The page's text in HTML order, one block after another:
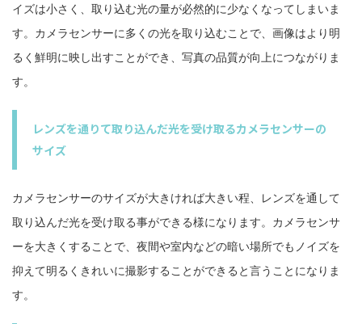
イズは小さく、取り込む光の量が必然的に少なくなってしまいま
す。カメラセンサーに多くの光を取り込むことで、画像はより明
るく鮮明に映し出すことができ、写真の品質が向上につながりま
す。
レンズを通りて取り込んだ光を受け取るカメラセンサーの
サイズ
カメラセンサーのサイズが大きければ大きい程、レンズを通して
取り込んだ光を受け取る事ができる様になります。カメラセンサ
ーを大きくすることで、夜間や室内などの暗い場所でもノイズを
抑えて明るくきれいに撮影することができると言うことになりま
す。